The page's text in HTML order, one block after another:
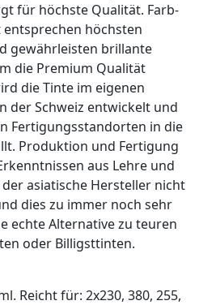
für höchste Qualität. Farb-
höchsten
gewährleisten brillante
die Premium Qualität
die Tinte im eigenen
der Schweiz entwickelt und
Fertigungsstandorten in die
Produktion und Fertigung
aus Lehre und
asiatische Hersteller nicht
dies zu immer noch sehr
echte Alternative zu teuren
oder Billigsttinten.
Reicht für: 2x230, 380, 255,